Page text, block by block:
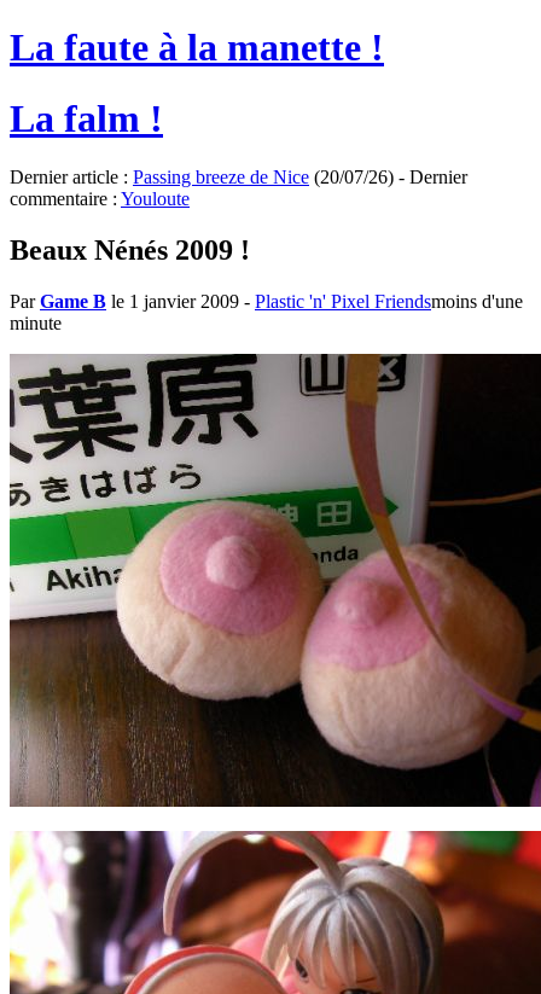
La faute à la manette !
La falm !
Dernier article : Passing breeze de Nice (20/07/26) - Dernier
commentaire : Youloute
Beaux Nénés 2009 !
ParGame B le 1 janvier 2009 - Plastic 'n' Pixel Friendsmoins d'une
minute